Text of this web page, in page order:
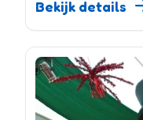
Bekijk details